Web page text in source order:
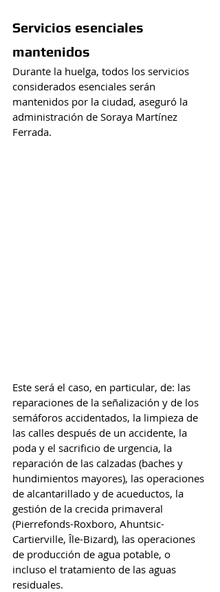
Servicios esenciales
mantenidos
Durante la huelga, todos los servicios
considerados esenciales serán
mantenidos por la ciudad, aseguró la
administración de Soraya Martínez
Ferrada.
Este será el caso, en particular, de: las
reparaciones de la señalización y de los
semáforos accidentados, la limpieza de
las calles después de un accidente, la
poda y el sacrificio de urgencia, la
reparación de las calzadas (baches y
hundimientos mayores), las operaciones
de alcantarillado y de acueductos, la
gestión de la crecida primaveral
(Pierrefonds-Roxboro, Ahuntsic-
Cartierville, Île-Bizard), las operaciones
de producción de agua potable, o
incluso el tratamiento de las aguas
residuales.